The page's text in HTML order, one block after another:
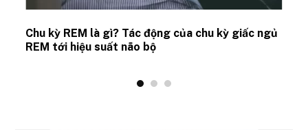
Chu kỳ REM là gì? Tác động của chu kỳ giấc ngủ
REM tới hiệu suất não bộ